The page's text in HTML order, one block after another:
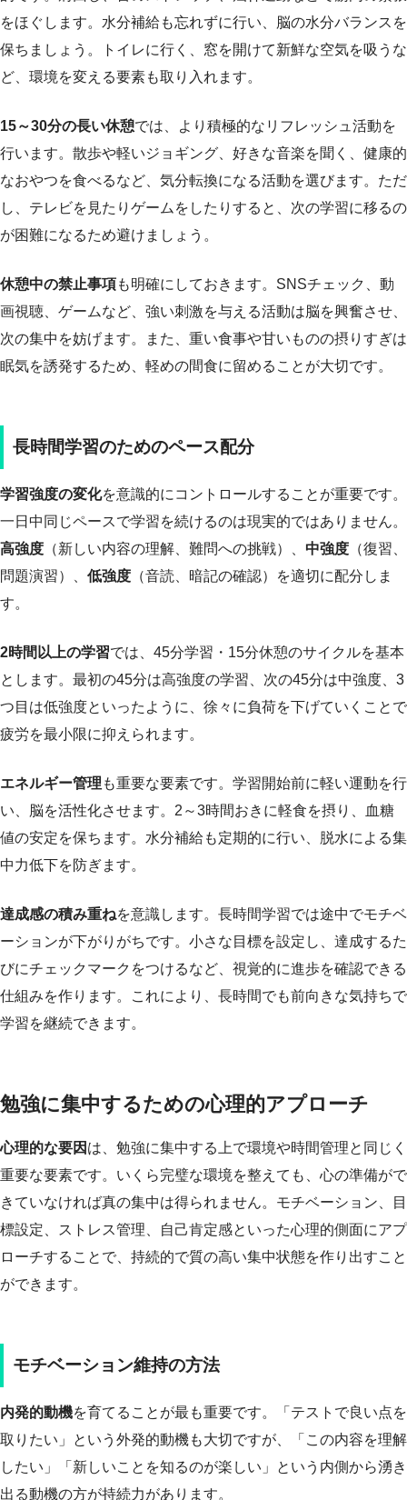
をほぐします。水分補給も忘れずに行い、脳の水分バランスを
保ちましょう。トイレに行く、窓を開けて新鮮な空気を吸うな
ど、環境を変える要素も取り入れます。
15～30分の長い休憩では、より積極的なリフレッシュ活動を
行います。散歩や軽いジョギング、好きな音楽を聞く、健康的
なおやつを食べるなど、気分転換になる活動を選びます。ただ
し、テレビを見たりゲームをしたりすると、次の学習に移るの
が困難になるため避けましょう。
休憩中の禁止事項も明確にしておきます。SNSチェック、動
画視聴、ゲームなど、強い刺激を与える活動は脳を興奮させ、
次の集中を妨げます。また、重い食事や甘いものの摂りすぎは
眠気を誘発するため、軽めの間食に留めることが大切です。
長時間学習のためのペース配分
学習強度の変化を意識的にコントロールすることが重要です。
一日中同じペースで学習を続けるのは現実的ではありません。
高強度 （新しい内容の理解、難問への挑戦）、 中強度 （復習、
問題演習）、 低強度 （音読、暗記の確認）を適切に配分しま
す。
2時間以上の学習では、45分学習・15分休憩のサイクルを基本
とします。最初の45分は高強度の学習、次の45分は中強度、3
つ目は低強度といったように、徐々に負荷を下げていくことで
疲労を最小限に抑えられます。
エネルギー管理 も重要な要素です。学習開始前に軽い運動を行
い、脳を活性化させます。2～3時間おきに軽食を摂り、血糖
値の安定を保ちます。水分補給も定期的に行い、脱水による集
中力低下を防ぎます。
達成感の積み重ねを意識します。長時間学習では途中でモチベ
ーションが下がりがちです。小さな目標を設定し、達成するた
びにチェックマークをつけるなど、視覚的に進歩を確認できる
仕組みを作ります。これにより、長時間でも前向きな気持ちで
学習を継続できます。
勉強に集中するための心理的アプローチ
心理的な要因 は、勉強に集中する上で環境や時間管理と同じく
重要な要素です。いくら完璧な環境を整えても、心の準備がで
きていなければ真の集中は得られません。モチベーション、目
標設定、ストレス管理、自己肯定感といった心理的側面にアプ
ローチすることで、持続的で質の高い集中状態を作り出すこと
ができます。
モチベーション維持の方法
内発的動機を育てることが最も重要です。「テストで良い点を
取りたい」という外発的動機も大切ですが、「この内容を理解
したい」「新しいことを知るのが楽しい」という内側から湧き
出る動機の方が持続力があります。